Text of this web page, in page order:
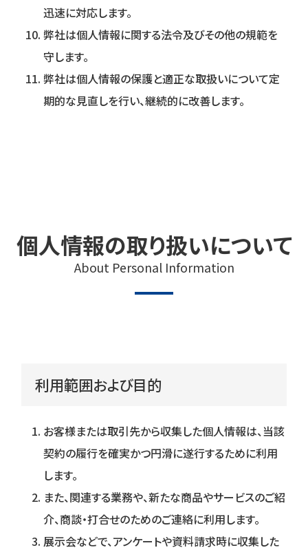
迅速に対応します。
弊社は個人情報に関する法令及びその他の規範を
守します。
弊社は個人情報の保護と適正な取扱いについて定
期的な見直しを行い、継続的に改善します。
個人情報の取り扱いについて
About Personal Information
利⽤範囲および⽬的
お客様または取引先から収集した個人情報は、当該
契約の履行を確実かつ円滑に遂行するために利用
します。
また、関連する業務や、新たな商品やサービスのご紹
介、商談・打合せのためのご連絡に利用します。
展示会などで、アンケートや資料請求時に収集した